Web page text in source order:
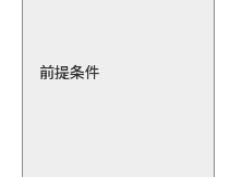
前提条件